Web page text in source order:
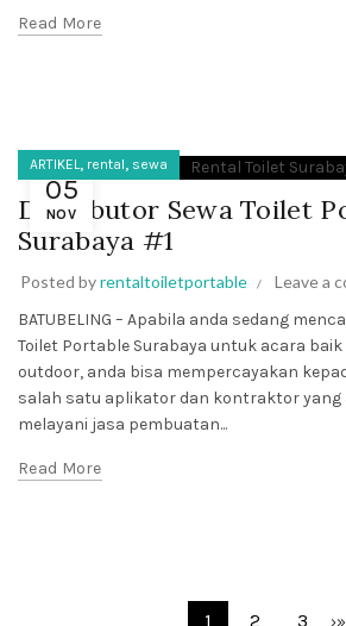
Read More
05
NOV
ARTIKEL, rental, sewa
Distributor Sewa Toilet
Surabaya #1
Posted byrentaltoiletportable
Leave a
BATUBELING – Apabila anda sedang
Toilet Portable Surabaya untuk acara
outdoor, anda bisa mempercayakan
salah satu aplikator dan kontraktor yang
melayani jasa pembuatan...
Read More
1 2 3 ›»